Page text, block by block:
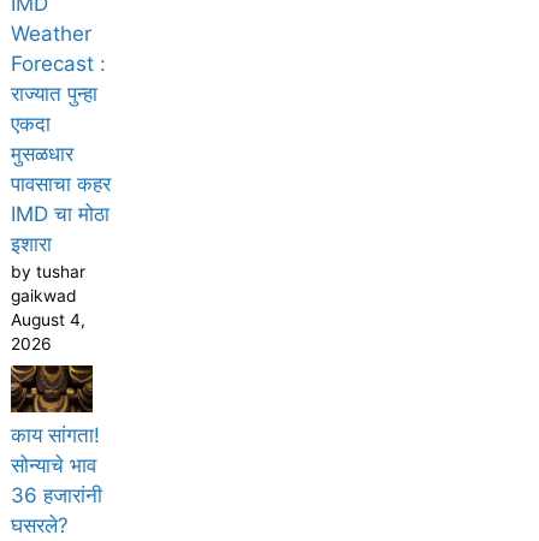
Weather
Forecast :
राज्यात पुन्हा
एकदा
मुसळधार
पावसाचा कहर
IMD चा मोठा
इशारा
by tushar
gaikwad
August 4,
2026
काय सांगता!
सोन्याचे भाव
36 हजारांनी
घसरले?